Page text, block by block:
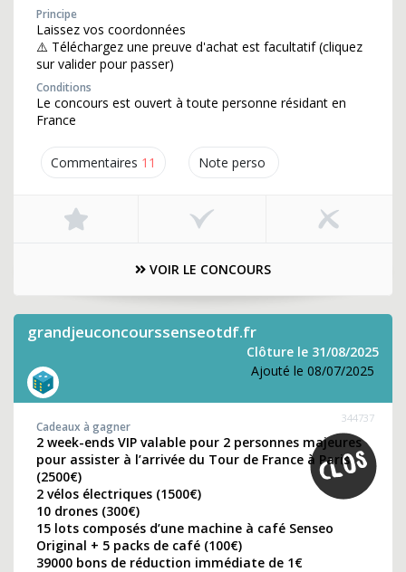
Commentaires 11 Note perso
Principe
Laissez vos coordonnées
⚠️ Téléchargez une preuve d'achat est facultatif (cliquez
sur valider pour passer)
Conditions
Le concours est ouvert à toute personne résidant en
France
VOIR LE CONCOURS
grandjeuconcourssenseotdf.fr
Clôture le 31/08/2025
Ajouté le 08/07/2025
344737
Cadeaux à gagner
2 week-ends VIP valable pour 2 personnes majeures
pour assister à l’arrivée du Tour de France à Paris
(2500€)
2 vélos électriques (1500€)
10 drones (300€)
15 lots composés d’une machine à café Senseo
Original + 5 packs de café (100€)
39000 bons de réduction immédiate de 1€